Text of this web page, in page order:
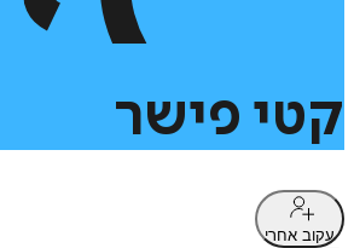
קטי פישר
עקוב אחרי